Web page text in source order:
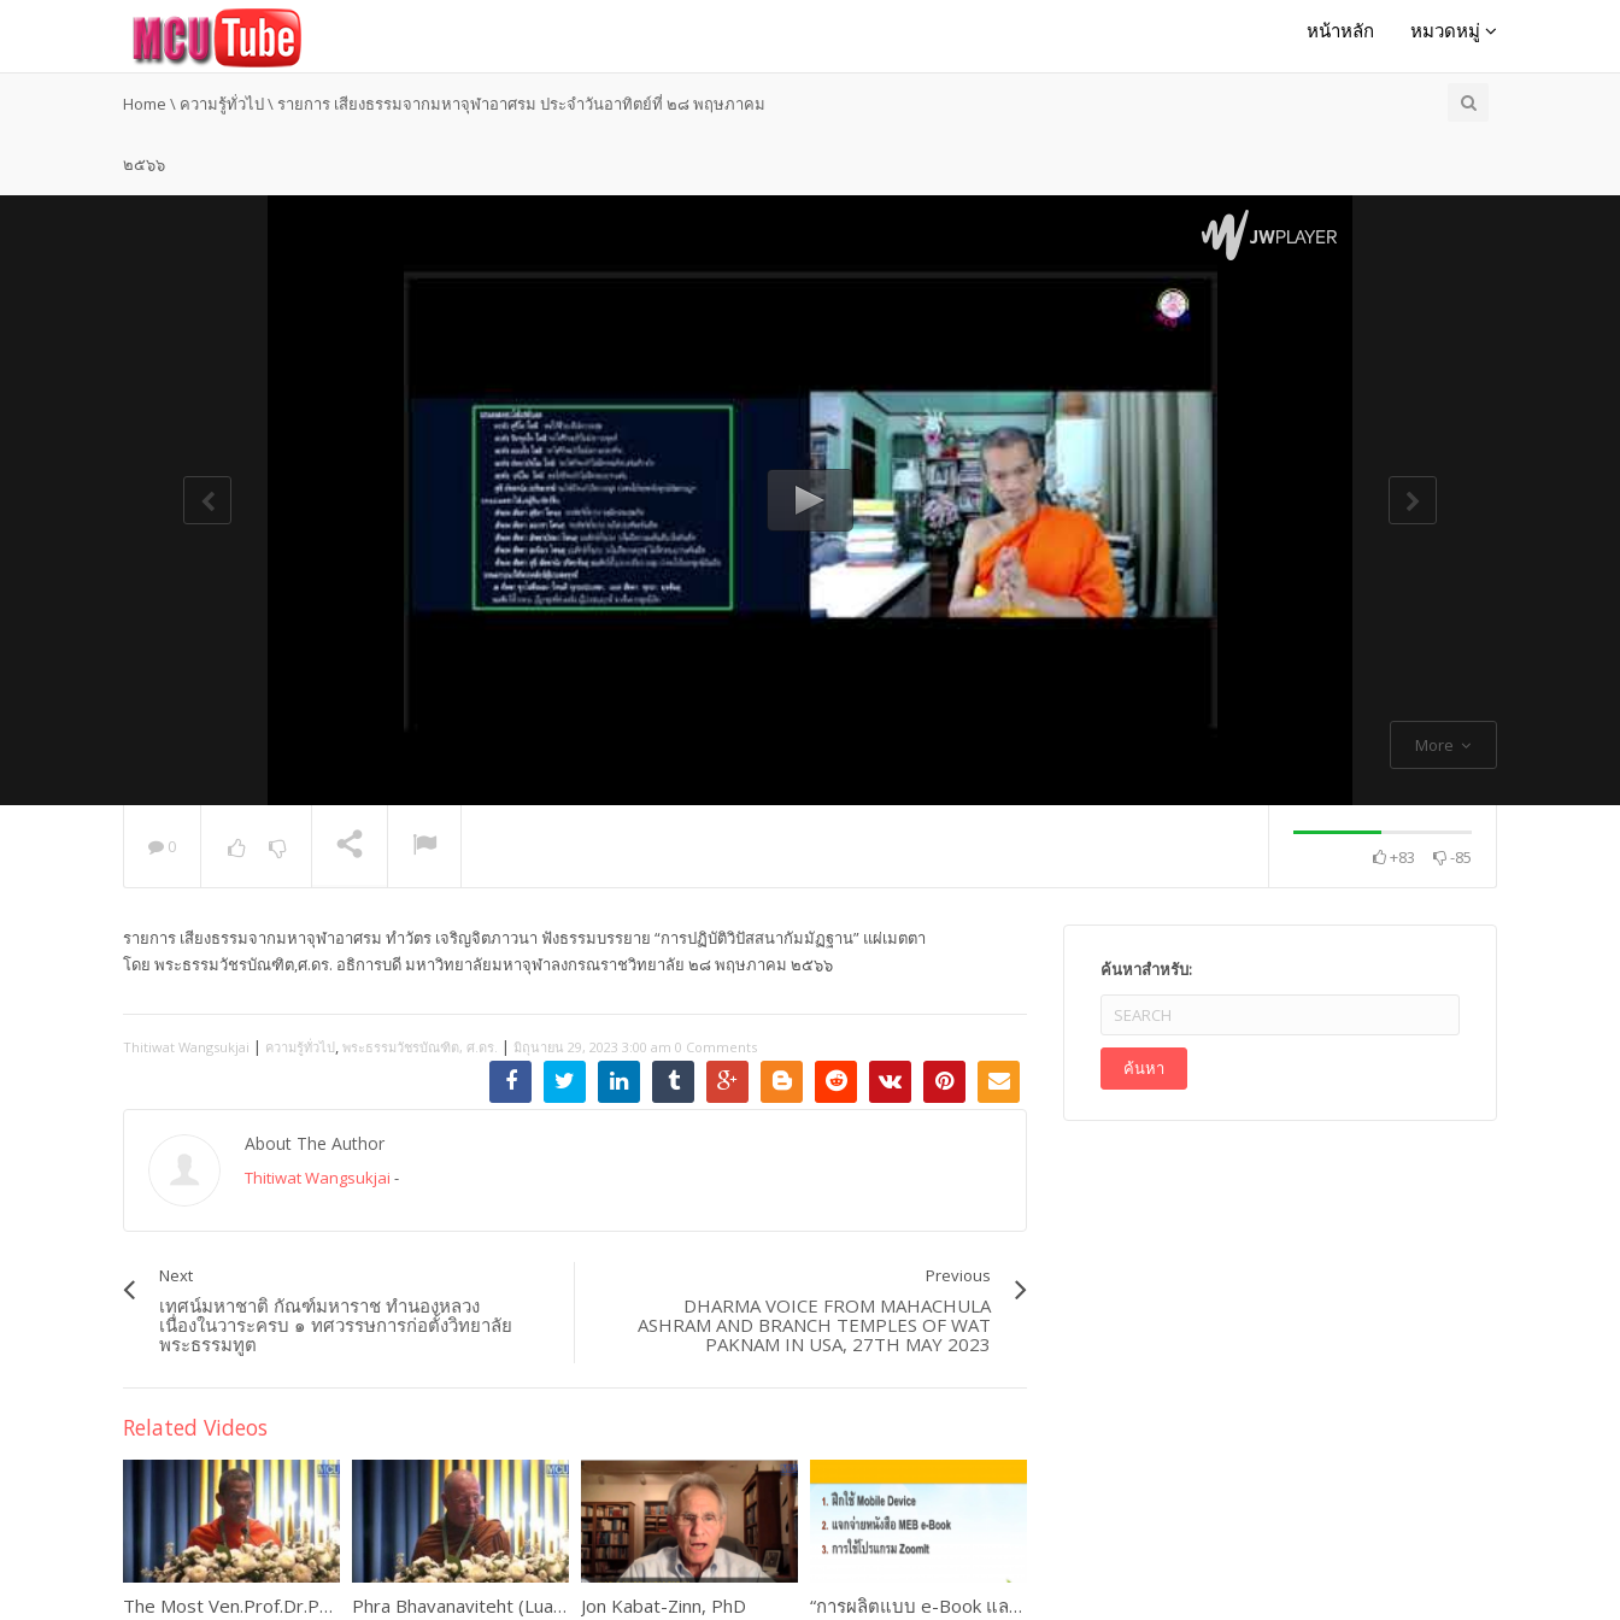
หน้าหลัก หมวดหมู่
Home \ ความรู้ทั่วไป\รายการ เสียงธรรมจากมหาจุฬาอาศรม ประจำวันอาทิตย์ที่ ๒๘ พฤษภาคม
๒๕๖๖
More
NOW PLAYING
กล่าวแสดงความยินดี
ความยินดี
Most Ven Dr. Thch Quang
0 +83 -85
รายการ เสียงธรรมจากมหาจุฬาอาศรม ทำวัตร เจริญจิตภาวนา ฟังธรรมบรรยาย “การปฏิบัติวิปัสสนากัมมัฏฐาน” แผ่เมตตา
โดย พระธรรมวัชรบัณฑิต,ศ.ดร. อธิการบดี มหาวิทยาลัยมหาจุฬาลงกรณราชวิทยาลัย ๒๘ พฤษภาคม ๒๕๖๖
Thitiwat Wangsukjai | ความรู้ทั่วไป, พระธรรมวัชรบัณฑิต, ศ.ดร. | มิถุนายน 29, 2023 3:00 am 0 Comments
About The Author
Thitiwat Wangsukjai -
Next
เทศน์มหาชาติ กัณฑ์มหาราช ทำนองหลวง
เนื่องในวาระครบ ๑ ทศวรรษการก่อตั้งวิทยาลัย
พระธรรมทูต
Previous
DHARMA VOICE FROM MAHACHULA
ASHRAM AND BRANCH TEMPLES OF WAT
PAKNAM IN USA, 27TH MAY 2023
Related Videos
The Most Ven.Prof.Dr.Phra Rajapariyatkavi Phra Bhavanaviteht (Luangpor Khammadhammo) Jon Kabat-Zinn, PhD “การผลิตแบบ e-Book และการใช้งานระบบ M-Learning ” ดร.เกษม แสงนนท์ และคณะ WORKSHOP 1 PART #3
ค้นหาสำหรับ: